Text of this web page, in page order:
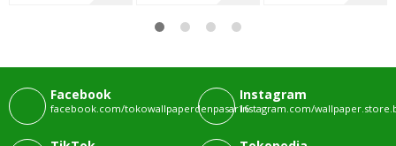
Facebook
facebook.com/tokowallpaperdenpasar16
Instagram
instagram.com/